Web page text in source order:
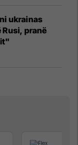
ukrainas
pranë